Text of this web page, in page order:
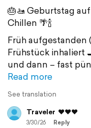
🎂🚤 Geburtstag
Chillen 🌴🍾
Früh aufgestanden
Frühstück inhaliert
und dann – fast
Read more
See translation
Traveler ❤️❤️❤️
3/30/26 Reply